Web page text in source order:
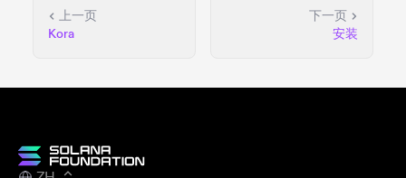
上一页
Kora
下一页
安装